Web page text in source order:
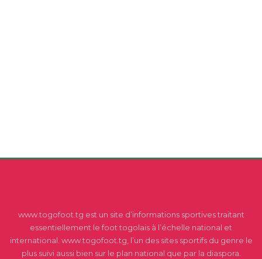
www.togofoot.tg est un site d’informations sportives traitant
essentiellement le foot togolais à l’échelle national et
international. www.togofoot.tg, l’un des sites sportifs du genre le
plus suivi aussi bien sur le plan national que par la diaspora.